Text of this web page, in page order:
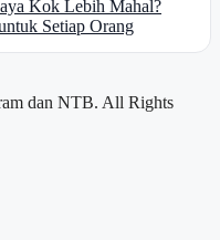
Kok Lebih Mahal?
Setiap Orang
dan NTB. All Rights